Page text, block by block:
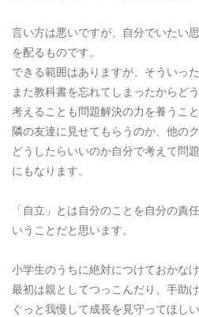
言い方は悪いですが、自分でいたい
を配るものです。
できる範囲はありますが、そういっ
また教科書を忘れてしまったからど
考えることも問題解決の力を養うこと
隣の友達に見せてもらうのか、他の
どうしたらいいのか自分で考えて問
にもなります。
「自立」とは自分のことを自分の責
いうことだと思います。
小学生のうちに絶対につけておかな
最初は親としてつっこんだり、手助
ぐっと我慢して成長を見守ってほしい